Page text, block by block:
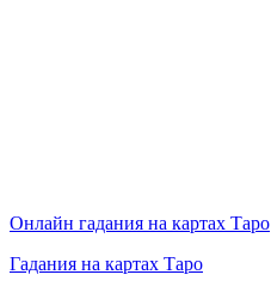
Онлайн гадания на картах Таро
Гадания на картах Таро